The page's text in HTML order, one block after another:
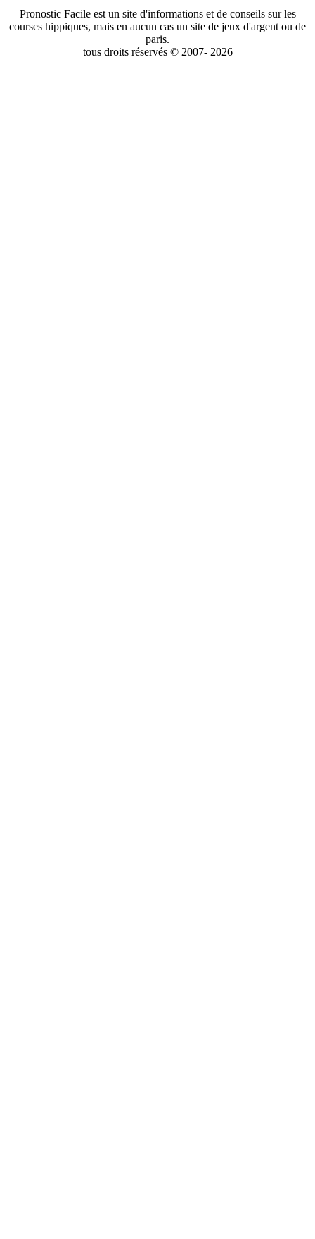
Pronostic Facile est un site d'informations et de conseils sur les
courses hippiques, mais en aucun cas un site de jeux d'argent ou de
paris.
tous droits réservés © 2007- 2026